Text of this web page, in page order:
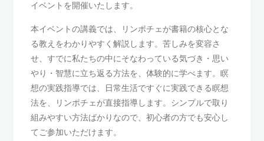
イベントを開催いたします。
本イベントの講義では、リンポチェが書籍の核心とな
る教えをわかりやすく解説します。苦しみを変容さ
せ、すでに私たちの中にそなわっている気づき・思い
やり・智慧に立ち返る方法を、体験的に学べます。瞑
想の実践指導では、日常生活ですぐに実践できる瞑想
法を、リンポチェが直接指導します。シンプルで取り
組みやすい方法ばかりなので、初心者の方でも安心し
てご参加いただけます。